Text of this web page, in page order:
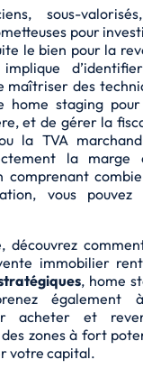
sous-
pour
le bien pour la
maîtriser des
home staging
et de gérer la
la TVA
la marge
comprenant
vous pouvez
découvrez
immobilier
, home
également
acheter et
zones à fort
votre capital.